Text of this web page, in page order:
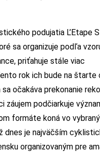
podujatia L’Etape
sa organizuje podľa
priťahuje stále viac
rok ich bude na štarte
očakáva prekonanie
záujem podčiarkuje
formáte koná vo
dnes je najväčším
organizovaným pre